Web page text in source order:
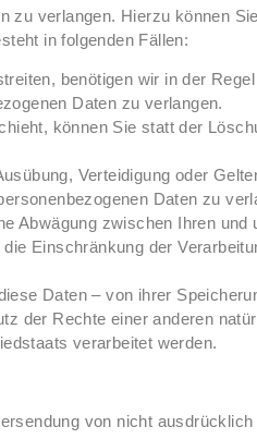
zu verlangen. Hierzu können
in folgenden Fällen:
benötigen wir in der
Daten zu verlangen.
können Sie statt der
Verteidigung oder
Daten zu
Abwägung zwischen Ihren
Einschränkung der
Daten – von ihrer
der Rechte einer anderen
verarbeitet werden.
von nicht